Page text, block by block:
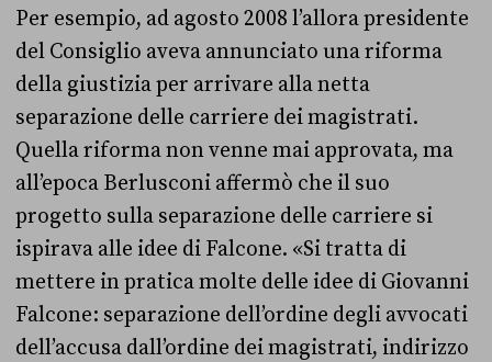
Per esempio, ad agosto 2008 l’allora presidente
del Consiglio aveva annunciato una riforma
della giustizia per arrivare alla netta
separazione delle carriere dei magistrati.
Quella riforma non venne mai approvata, ma
all’epoca Berlusconi affermò che il suo
progetto sulla separazione delle carriere si
ispirava alle idee di Falcone. «Si tratta di
mettere in pratica molte delle idee di Giovanni
Falcone: separazione dell’ordine degli avvocati
dell’accusa dall’ordine dei magistrati, indirizzo